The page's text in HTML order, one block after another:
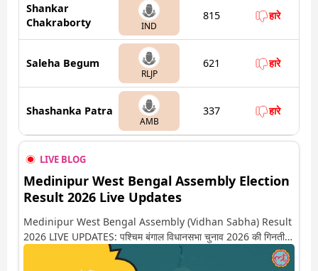
Shankar
Chakraborty
IND
815 हारे
Saleha Begum
RLJP
621 हारे
Shashanka Patra
AMB
337 हारे
LIVE BLOG
Medinipur West Bengal Assembly Election
Result 2026 Live Updates
Medinipur West Bengal Assembly (Vidhan Sabha) Result
2026 LIVE UPDATES: पश्चिम बंगाल विधानसभा चुनाव 2026 की गिनती
अगले कुछ ही देर में शुरू होने वाली है. यहां देखें मेदिनीपुर सीट पर कौन आगे-कौन
पीछे से लेकर किस तरफ जा रहें है रुझान. साथ ही पाइए इस सीट पर हो रही हर